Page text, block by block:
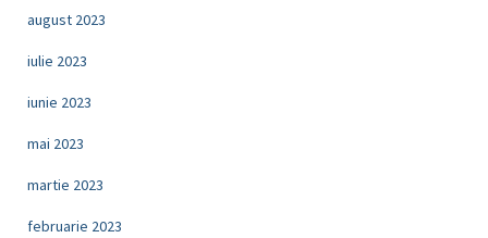
august 2023
iulie 2023
iunie 2023
mai 2023
martie 2023
februarie 2023